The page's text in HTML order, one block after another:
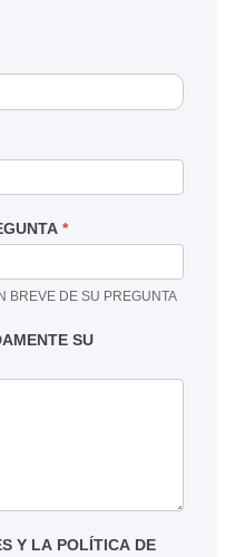
*
BREVE DE SU PREGUNTA
SU
Y LA POLÍTICA DE